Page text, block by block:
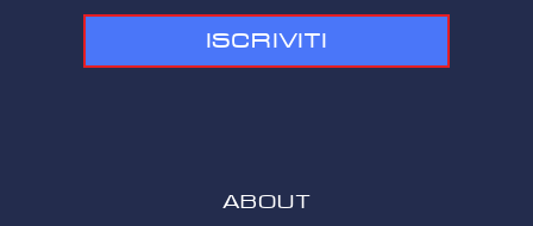
Iscriviti
ABOUT